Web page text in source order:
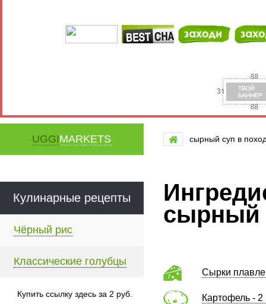
UGGIMARKETS сырный суп в
Кулинарные рецепты
Чёрный рис
Классические голубцы
Купить ссылку здесь за 2 руб.
сырный
Сырки
Картофель - 2